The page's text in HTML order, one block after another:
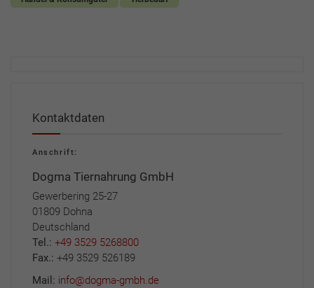
Kontaktdaten
Anschrift:
Dogma Tiernahrung GmbH
Gewerbering 25-27
01809 Dohna
Deutschland
Tel.: +49 3529 5268800
Fax.: +49 3529 526189
Mail: info@dogma-gmbh.de